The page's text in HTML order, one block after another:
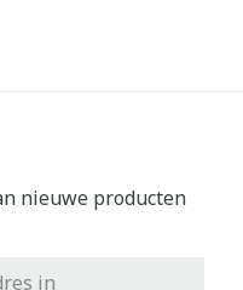
nieuwe producten